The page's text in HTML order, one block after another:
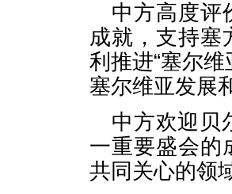
中方高度评
成就，支持塞
利推进“塞尔
塞尔维亚发展
中方欢迎贝
一重要盛会的
共同关心的领